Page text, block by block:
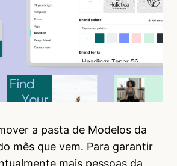
a pasta de Modelos da
mês que vem. Para garantir
mais pessoas da